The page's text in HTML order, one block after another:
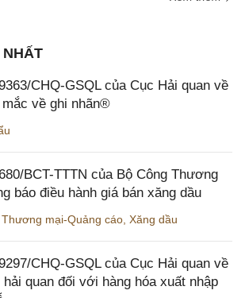
CHQ-GSQL của Cục Hải quan về
về ghi nhãn®
BCT-TTTN của Bộ Công Thương
báo điều hành giá bán xăng dầu
Thương mại-Quảng cáo Xăng dầu
CHQ-GSQL của Cục Hải quan về
quan đối với hàng hóa xuất nhập